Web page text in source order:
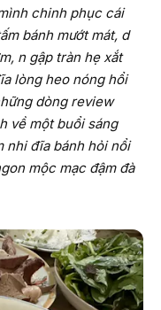
chinh phục cái
bánh mướt mát, d
n gập tràn hẹ xắt
lòng heo nóng hổi
dòng review
về một buổi sáng
nhi đĩa bánh hỏi nổi
mộc mạc đậm đà